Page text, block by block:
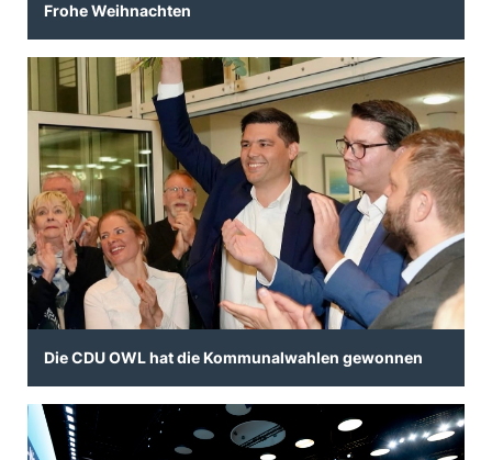
Frohe Weihnachten
Die CDU OWL hat die Kommunalwahlen gewonnen